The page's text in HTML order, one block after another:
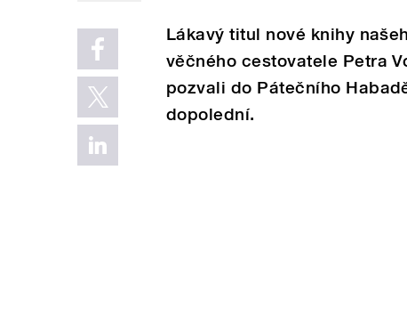
Lákavý titul nové knihy
věčného cestovatele Petra
pozvali do Pátečního
dopolední.